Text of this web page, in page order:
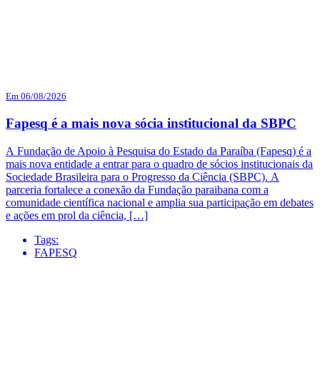
Em 06/08/2026
Fapesq é a mais nova sócia institucional da SBPC
A Fundação de Apoio à Pesquisa do Estado da Paraíba (Fapesq) é a
mais nova entidade a entrar para o quadro de sócios institucionais da
Sociedade Brasileira para o Progresso da Ciência (SBPC). A
parceria fortalece a conexão da Fundação paraibana com a
comunidade científica nacional e amplia sua participação em debates
e ações em prol da ciência, […]
Tags:
FAPESQ